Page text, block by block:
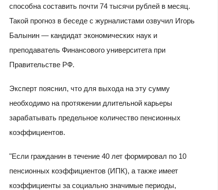
способна составить почти 74 тысячи рублей в месяц.
Такой прогноз в беседе с журналистами озвучил Игорь
Балынин — кандидат экономических наук и
преподаватель Финансового университета при
Правительстве РФ.
Эксперт пояснил, что для выхода на эту сумму
необходимо на протяжении длительной карьеры
зарабатывать предельное количество пенсионных
коэффициентов.
"Если гражданин в течение 40 лет формировал по 10
пенсионных коэффициентов (ИПК), а также имеет
коэффициенты за социально значимые периоды,